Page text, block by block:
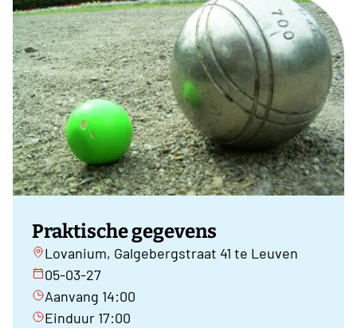
Praktische gegevens
Lovanium, Galgebergstraat 41 te Leuven
05-03-27
Aanvang 14:00
Einduur 17:00